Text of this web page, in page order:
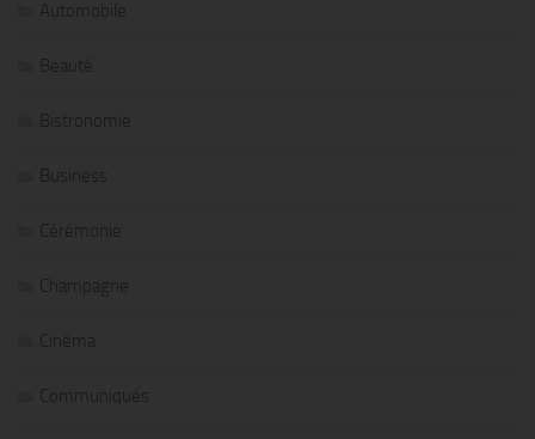
Automobile
Beauté
Bistronomie
Business
Cérémonie
Champagne
Cinéma
Communiqués